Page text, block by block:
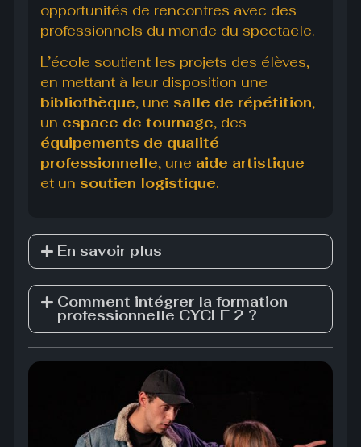
opportunités de rencontres avec des
professionnels du monde du spectacle.
L’école soutient les projets des élèves,
en mettant à leur disposition une
bibliothèque, une salle de répétition,
un espace de tournage, des
équipements de qualité
professionnelle, une aide artistique
et un soutien logistique.
En savoir plus
Comment intégrer la formation
professionnelle CYCLE 2 ?